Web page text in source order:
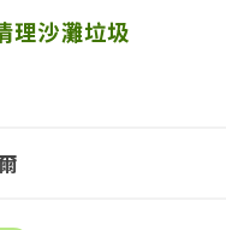
理沙灘垃圾